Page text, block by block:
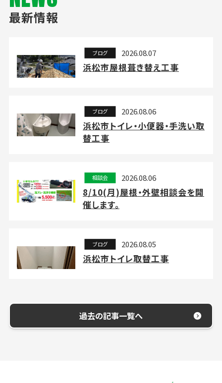
最新情報
ブログ 2026.08.07
浜松市屋根葺き替え工事
ブログ 2026.08.06
浜松市トイレ・小便器・手洗い取
替工事
相談会 2026.08.06
8/10(月)屋根・外壁相談会を開
催します。
ブログ 2026.08.05
浜松市トイレ取替工事
過去の記事一覧へ